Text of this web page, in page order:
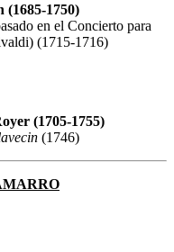
(1685-1750)
en el Concierto para
(1715-1716)
(1705-1755)
(1746)